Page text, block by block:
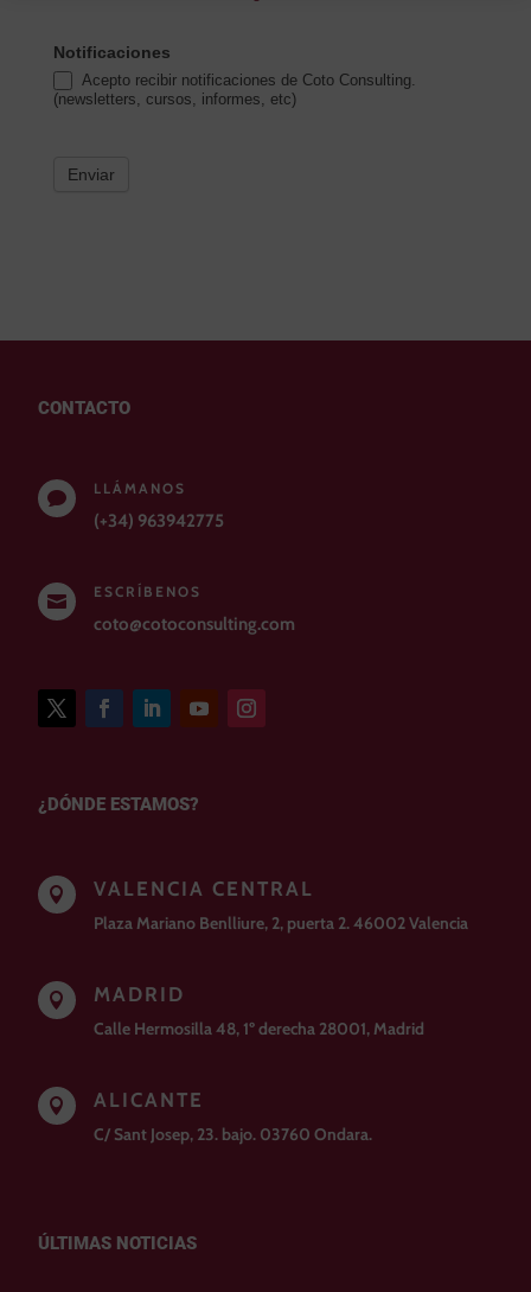
Notificaciones
Acepto recibir notificaciones de Coto Consulting.
(newsletters, cursos, informes, etc)
Enviar
CONTACTO

LLÁMANOS
(+34) 963942775

ESCRÍBENOS
coto@cotoconsulting.com
¿DÓNDE ESTAMOS?
 VALENCIA CENTRAL
Plaza Mariano Benlliure, 2, puerta 2. 46002 Valencia
 MADRID
Calle Hermosilla 48, 1º derecha 28001, Madrid
 ALICANTE
C/ Sant Josep, 23. bajo. 03760 Ondara.
ÚLTIMAS NOTICIAS